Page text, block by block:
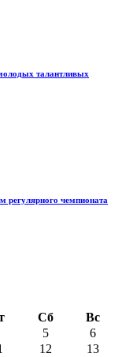
талантливых
регулярного чемпионата
Сб Вс
5
6
12
13